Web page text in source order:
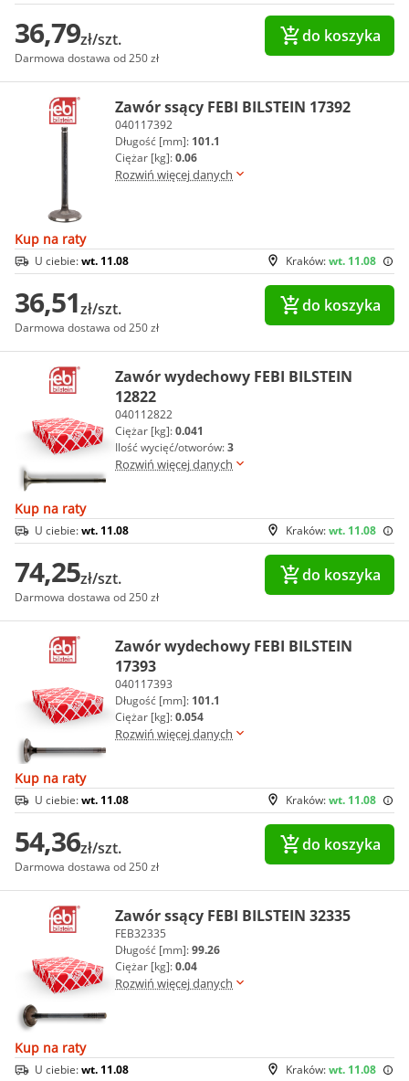
36,79zł/szt.
Darmowa dostawa od 250 zł
do koszyka
Zawór ssący FEBI BILSTEIN 17392
040117392
Długość [mm]: 101.1
Ciężar [kg]:0.06
Rozwiń więcej danych
Kup na raty
Kraków:wt. 11.08
U ciebie:wt. 11.08
36,51zł/szt.
Darmowa dostawa od 250 zł
do koszyka
Zawór wydechowy FEBI BILSTEIN
12822
040112822
Ciężar [kg]:0.041
Ilość wycięć/otworów:3
Rozwiń więcej danych
Kup na raty
Kraków:wt. 11.08
U ciebie:wt. 11.08
74,25zł/szt.
Darmowa dostawa od 250 zł
do koszyka
Zawór wydechowy FEBI BILSTEIN
17393
040117393
Długość [mm]: 101.1
Ciężar [kg]:0.054
Rozwiń więcej danych
Kup na raty
Kraków:wt. 11.08
U ciebie:wt. 11.08
54,36zł/szt.
Darmowa dostawa od 250 zł
do koszyka
Zawór ssący FEBI BILSTEIN 32335
FEB32335
Długość [mm]:99.26
Ciężar [kg]:0.04
Rozwiń więcej danych
Kup na raty
Kraków:wt. 11.08
U ciebie:wt. 11.08